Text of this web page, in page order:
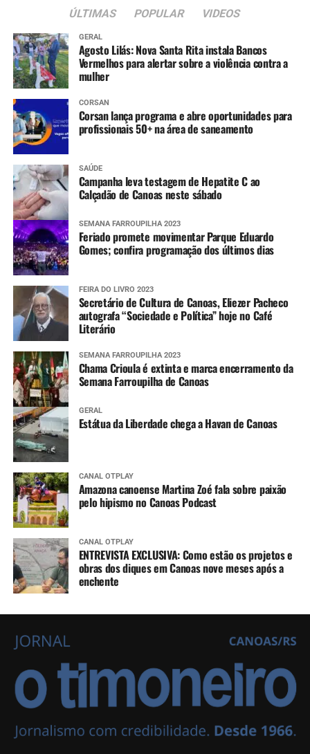
ÚLTIMAS POPULAR VIDEOS
GERAL
Agosto Lilás: Nova Santa Rita instala Bancos
Vermelhos para alertar sobre a violência contra a
mulher
CORSAN
Corsan lança programa e abre oportunidades para
profissionais 50+ na área de saneamento
SAÚDE
Campanha leva testagem de Hepatite C ao
Calçadão de Canoas neste sábado
SEMANA FARROUPILHA 2023
Feriado promete movimentar Parque Eduardo
Gomes; confira programação dos últimos dias
FEIRA DO LIVRO 2023
Secretário de Cultura de Canoas, Eliezer Pacheco
autografa “Sociedade e Política” hoje no Café
Literário
SEMANA FARROUPILHA 2023
Chama Crioula é extinta e marca encerramento da
Semana Farroupilha de Canoas
GERAL
Estátua da Liberdade chega a Havan de Canoas
CANAL OTPLAY
Amazona canoense Martina Zoé fala sobre paixão
pelo hipismo no Canoas Podcast
CANAL OTPLAY
ENTREVISTA EXCLUSIVA: Como estão os projetos e
obras dos diques em Canoas nove meses após a
enchente